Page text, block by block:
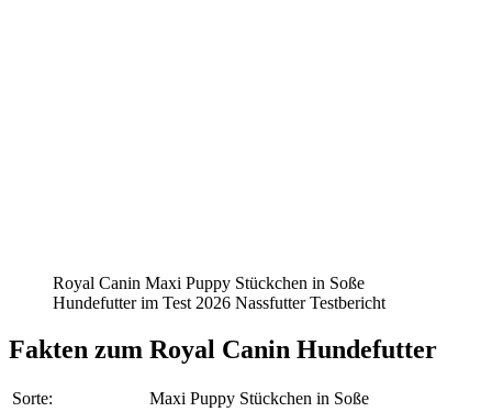
Royal Canin Maxi Puppy Stückchen in Soße
Hundefutter im Test 2026 Nassfutter Testbericht
Fakten zum Royal Canin Hundefutter
Sorte:
Maxi Puppy Stückchen in Soße